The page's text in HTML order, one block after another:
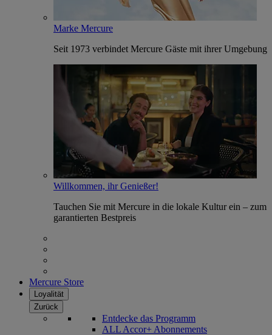
Marke Mercure
Seit 1973 verbindet Mercure Gäste mit ihrer Umgebung
Willkommen, ihr Genießer!
Tauchen Sie mit Mercure in die lokale Kultur ein – zum
garantierten Bestpreis
Mercure Store
Loyalität
Zurück
Entdecke das Programm
ALL Accor+ Abonnements